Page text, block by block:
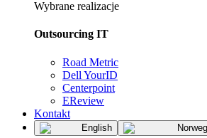
Wybrane realizacje
Outsourcing IT
Road Metric
Dell YourID
Centerpoint
EReview
Kontakt
English